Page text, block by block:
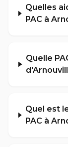
Quelles
PAC à
Quelle
Quel est
PAC à